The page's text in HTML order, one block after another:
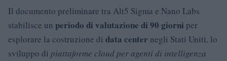
Il documento preliminare tra Alt5 Sigma e Nano Labs
stabilisce un periodo di valutazione di 90 giorni per
esplorare la costruzione di data center negli Stati Uniti, lo
sviluppo di piattaforme cloud per agenti di intelligenza